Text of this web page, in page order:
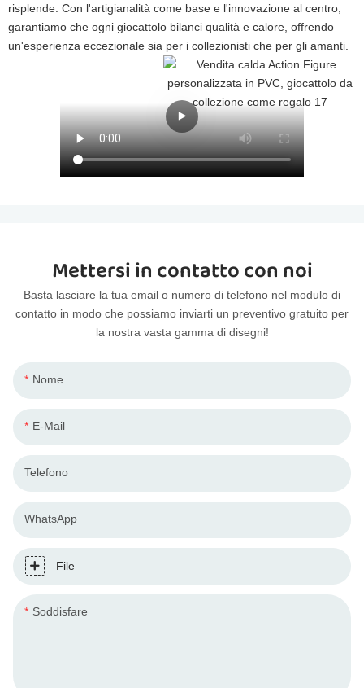
risplende. Con l'artigianalità come base e l'innovazione al centro,
garantiamo che ogni giocattolo bilanci qualità e calore, offrendo
un'esperienza eccezionale sia per i collezionisti che per gli amanti.
Mettersi in contatto con noi
Basta lasciare la tua email o numero di telefono nel modulo di
contatto in modo che possiamo inviarti un preventivo gratuito per
la nostra vasta gamma di disegni!
Nome
E-Mail
Telefono
WhatsApp
File
Soddisfare